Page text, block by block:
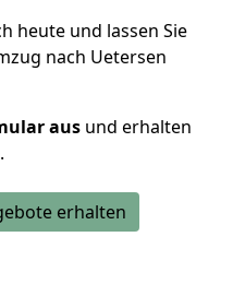
heute und lassen Sie
nach Uetersen
aus und erhalten
erhalten